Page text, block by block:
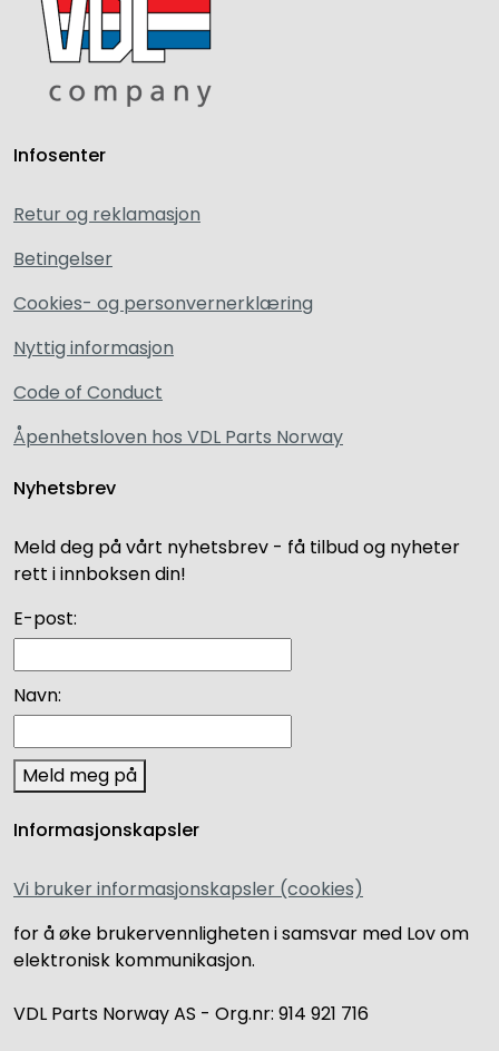
Infosenter
Retur og reklamasjon
Betingelser
Cookies- og personvernerklæring
Nyttig informasjon
Code of Conduct
Åpenhetsloven hos VDL Parts Norway
Nyhetsbrev
Meld deg på vårt nyhetsbrev - få tilbud og nyheter
rett i innboksen din!
E-post:
Navn:
Meld meg på
Informasjonskapsler
Vi bruker informasjonskapsler (cookies)
for å øke brukervennligheten i samsvar med Lov om
elektronisk kommunikasjon.
VDL Parts Norway AS - Org.nr: 914 921 716